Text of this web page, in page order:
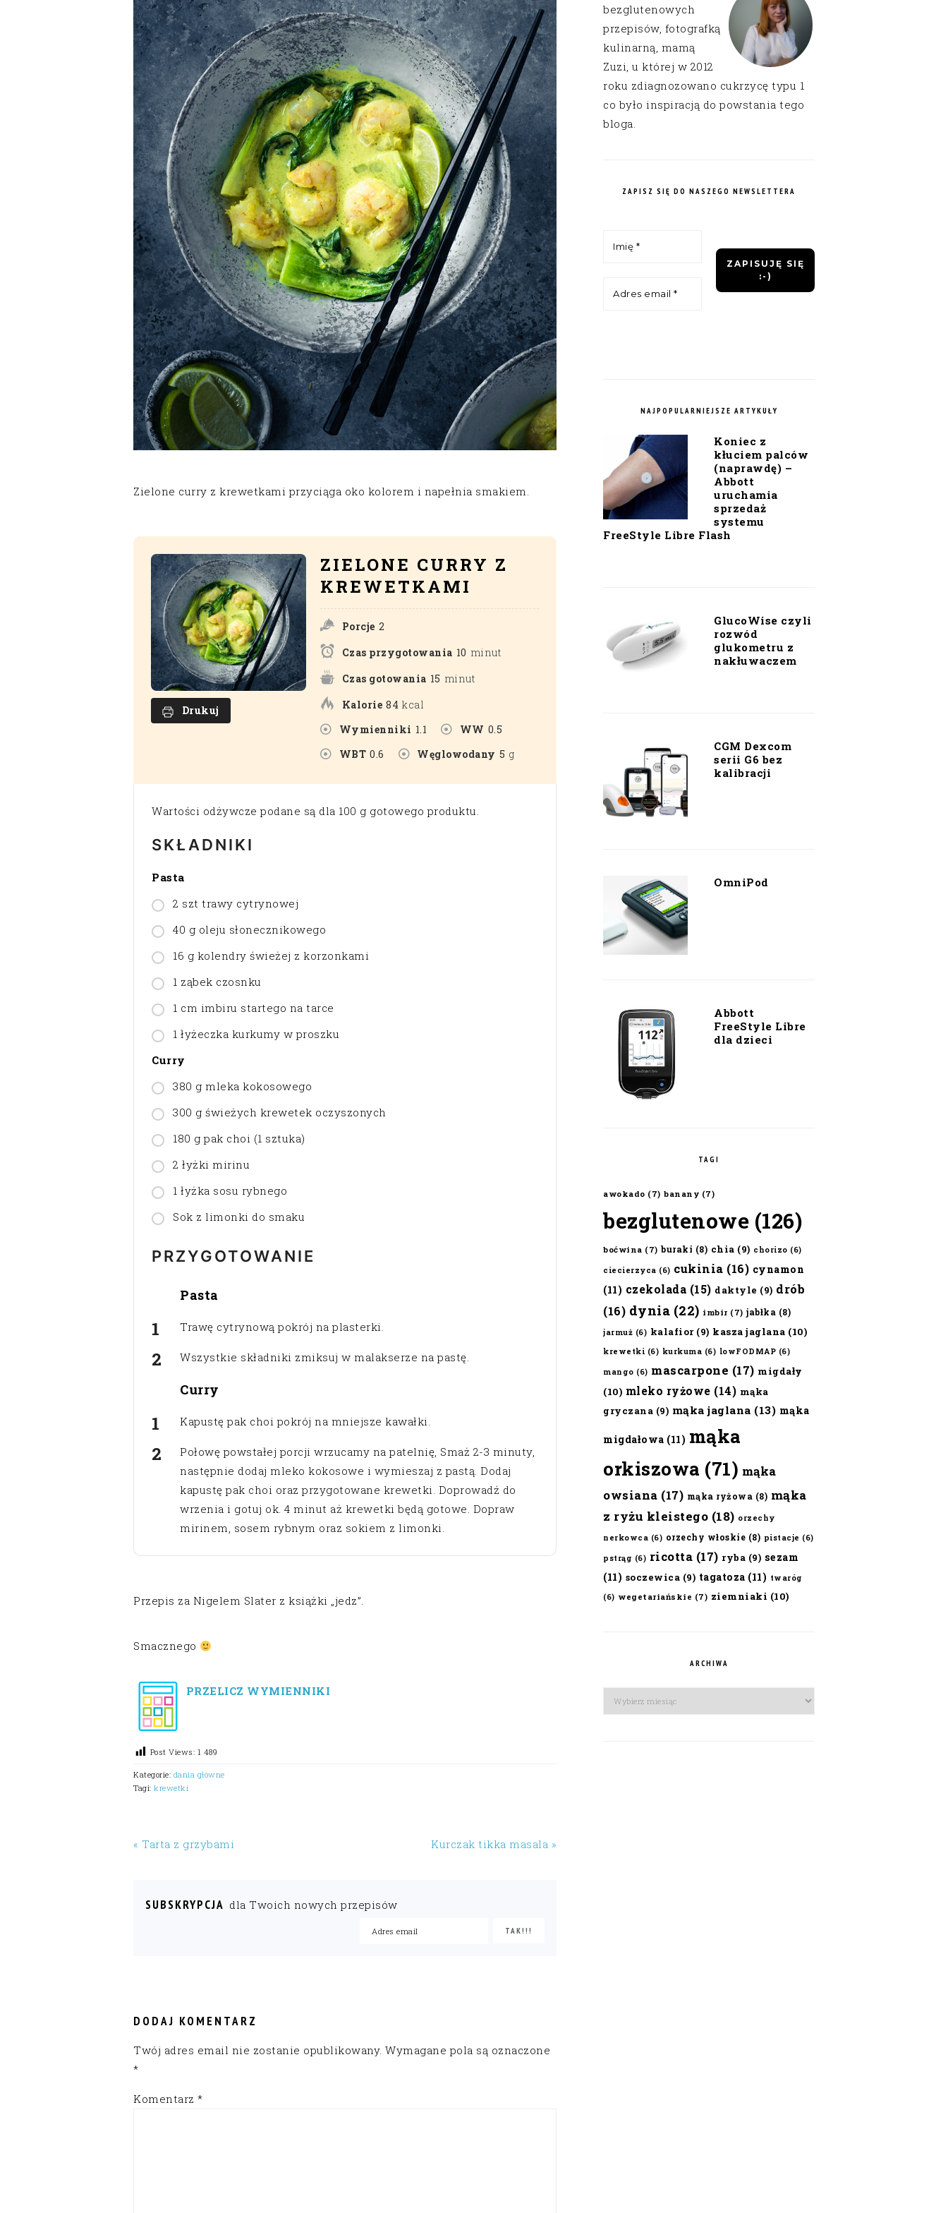
Zielone curry z krewetkami przyciąga oko kolorem i napełnia smakiem.
Drukuj
ZIELONE CURRY Z
KREWETKAMI
Porcje 2
Czas przygotowania 10 minut
Czas gotowania 15 minut
Kalorie 84 kcal
Wymienniki 1.1 WW 0.5
WBT 0.6 Węglowodany 5 g
Wartości odżywcze podane są dla 100 g gotowego produktu.
SKŁADNIKI
Pasta
2 szt trawy cytrynowej
40 g oleju słonecznikowego
16 g kolendry świeżej z korzonkami
1 ząbek czosnku
1 cm imbiru startego na tarce
1 łyżeczka kurkumy w proszku
Curry
380 g mleka kokosowego
300 g świeżych krewetek oczyszonych
180 g pak choi (1 sztuka)
2 łyżki mirinu
1 łyżka sosu rybnego
Sok z limonki do smaku
PRZYGOTOWANIE
Pasta
Trawę cytrynową pokrój na plasterki.
Wszystkie składniki zmiksuj w malakserze na pastę.
Curry
Kapustę pak choi pokrój na mniejsze kawałki.
Połowę powstałej porcji wrzucamy na patelnię, Smaż 2-3 minuty,
następnie dodaj mleko kokosowe i wymieszaj z pastą. Dodaj
kapustę pak choi oraz przygotowane krewetki. Doprowadź do
wrzenia i gotuj ok. 4 minut aż krewetki będą gotowe. Dopraw
mirinem, sosem rybnym oraz sokiem z limonki.
Przepis za Nigelem Slater z książki „jedz”.
Smacznego
PRZELICZ WYMIENNIKI
Post Views: 1 489
Kategorie: dania główne
Tagi: krewetki
« Tarta z grzybami Kurczak tikka masala »
SUBSKRYPCJA dla Twoich nowych przepisów
DODAJ KOMENTARZ
Twój adres email nie zostanie opublikowany. Wymagane pola są oznaczone
*
Komentarz *
bezglutenowych
przepisów, fotografką
kulinarną, mamą
Zuzi, u której w 2012
roku zdiagnozowano cukrzycę typu 1
co było inspiracją do powstania tego
bloga.
ZAPISZ SIĘ DO NASZEGO NEWSLETTERA
NAJPOPULARNIEJSZE ARTYKUŁY
Koniec z
kłuciem palców
(naprawdę) –
Abbott
uruchamia
sprzedaż
systemu
FreeStyle Libre Flash
GlucoWise czyli
rozwód
glukometru z
nakłuwaczem
CGM Dexcom
serii G6 bez
kalibracji
OmniPod
Abbott
FreeStyle Libre
dla dzieci
TAGI
awokado (7) banany (7)
bezglutenowe (126)
boćwina (7) buraki (8) chia (9) chorizo (6)
ciecierzyca (6) cukinia (16) cynamon
(11) czekolada (15) daktyle (9) drób
(16) dynia (22) imbir (7) jabłka (8)
jarmuż (6) kalafior(9) kasza jaglana (10)
krewetki (6) kurkuma (6) lowFODMAP (6)
mango (6) mascarpone (17) migdały
(10) mleko ryżowe (14) mąka
gryczana (9) mąka jaglana (13) mąka
migdałowa (11) mąka
orkiszowa (71) mąka
owsiana (17) mąka ryżowa (8) mąka
z ryżu kleistego (18) orzechy
nerkowca (6) orzechy włoskie (8) pistacje (6)
pstrąg (6) ricotta (17) ryba (9) sezam
(11) soczewica (9) tagatoza (11) twaróg
(6) wegetariańskie (7) ziemniaki (10)
ARCHIWA
Archiwa